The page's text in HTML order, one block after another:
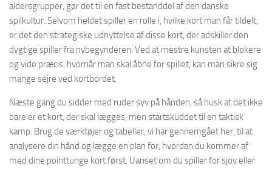
aldersgrupper, gør det til en fast bestanddel af den danske
spilkultur. Selvom heldet spiller en rolle i, hvilke kort man får tildelt,
er det den strategiske udnyttelse af disse kort, der adskiller den
dygtige spiller fra nybegynderen. Ved at mestre kunsten at blokere
og vide præcis, hvornår man skal åbne for spillet, kan man sikre sig
mange sejre ved kortbordet.
Næste gang du sidder med ruder syv på hånden, så husk at det ikke
bare er et kort, der skal lægges, men startskuddet til en taktisk
kamp. Brug de værktøjer og tabeller, vi har gennemgået her, til at
analysere din hånd og lægge en plan for, hvordan du kommer af
med dine pointtunge kort først. Uanset om du spiller for sjov eller